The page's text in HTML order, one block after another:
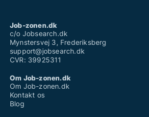
Job-zonen.dk
c/o Jobsearch.dk
Mynstersvej 3, Frederiksberg
support@jobsearch.dk
CVR: 39925311
Om Job-zonen.dk
Om Job-zonen.dk
Kontakt os
Blog